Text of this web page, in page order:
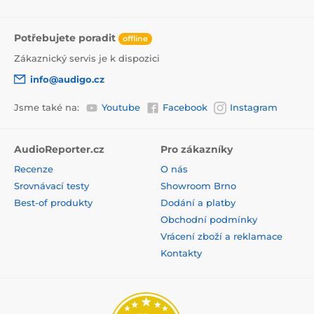
Potřebujete poradit offline
Zákaznický servis je k dispozici
info@audigo.cz
Jsme také na: Youtube Facebook Instagram
AudioReporter.cz
Recenze
Srovnávací testy
Best-of produkty
Pro zákazníky
O nás
Showroom Brno
Dodání a platby
Obchodní podmínky
Vrácení zboží a reklamace
Kontakty